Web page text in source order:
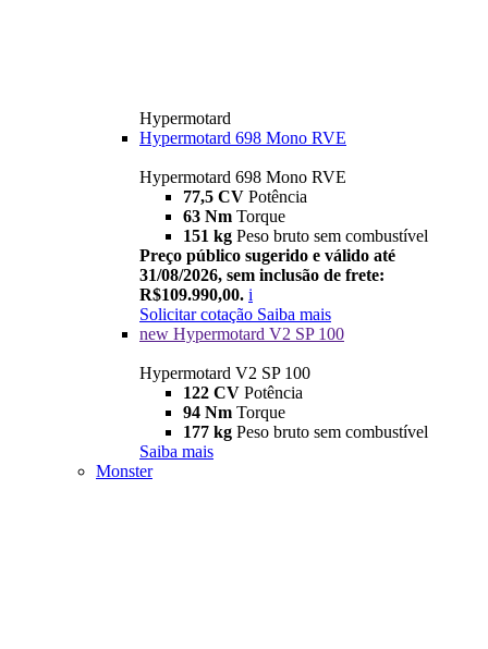
Hypermotard
Hypermotard 698 Mono RVE
Hypermotard 698 Mono RVE
77,5 CV Potência
63 Nm Torque
151 kg Peso bruto sem combustível
Preço público sugerido e válido até
31/08/2026, sem inclusão de frete:
R$109.990,00. i
Solicitar cotação Saiba mais
new Hypermotard V2 SP 100
Hypermotard V2 SP 100
122 CV Potência
94 Nm Torque
177 kg Peso bruto sem combustível
Saiba mais
Monster